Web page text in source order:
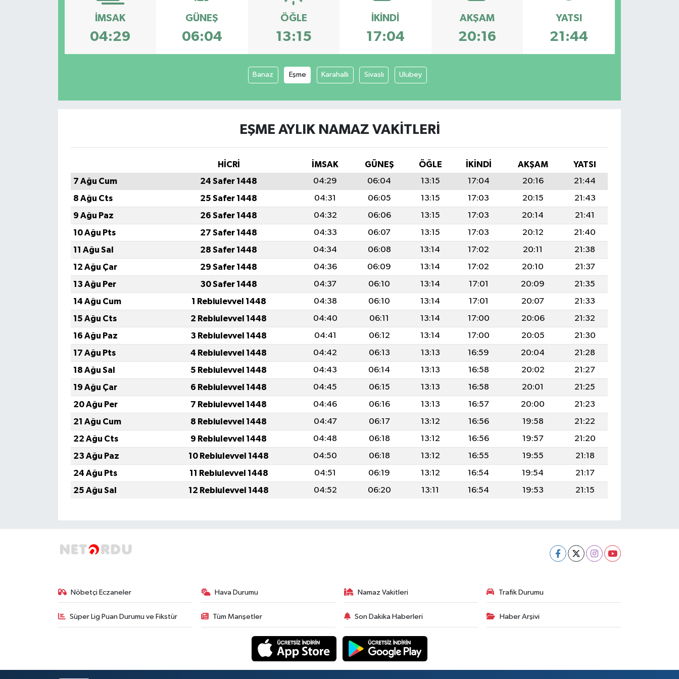
İMSAK
04:29
GÜNEŞ
06:04
ÖĞLE
13:15
İKINDI
17:04
AKŞAM
20:16
YATSI
21:44
Banaz Eşme Karahallı Sivaslı Ulubey
EŞME AYLIK NAMAZ VAKITLERI
HİCRİ İMSAK GÜNEŞ ÖĞLE İKINDI AKŞAM
YATSI
7 Ağu Cum
24 Safer 1448 04:29 06:04 13:15 17:04 20:16
21:44
8 Ağu Cts
25 Safer 1448 04:31 06:05 13:15 17:03 20:15
21:43
9 Ağu Paz
26 Safer 1448 04:32 06:06 13:15 17:03 20:14
21:41
10 Ağu Pts
27 Safer 1448 04:33 06:07 13:15 17:03 20:12
21:40
11 Ağu Sal
28 Safer 1448 04:34 06:08 13:14 17:02 20:11
21:38
12 Ağu Çar
29 Safer 1448 04:36 06:09 13:14 17:02 20:10
21:37
13 Ağu Per
30 Safer 1448 04:37 06:10 13:14 17:01 20:09
21:35
14 Ağu Cum
1 Rebiulevvel 1448 04:38 06:10 13:14 17:01 20:07
21:33
15 Ağu Cts
2 Rebiulevvel 1448 04:40 06:11 13:14 17:00 20:06
21:32
16 Ağu Paz
3 Rebiulevvel 1448 04:41 06:12 13:14 17:00 20:05
21:30
17 Ağu Pts
4 Rebiulevvel 1448 04:42 06:13 13:13 16:59 20:04
21:28
18 Ağu Sal
5 Rebiulevvel 1448 04:43 06:14 13:13 16:58 20:02
21:27
19 Ağu Çar
6 Rebiulevvel 1448 04:45 06:15 13:13 16:58 20:01
21:25
20 Ağu Per
7 Rebiulevvel 1448 04:46 06:16 13:13 16:57 20:00
21:23
21 Ağu Cum
8 Rebiulevvel 1448 04:47 06:17 13:12 16:56 19:58
21:22
22 Ağu Cts
9 Rebiulevvel 1448 04:48 06:18 13:12 16:56 19:57
21:20
23 Ağu Paz
10 Rebiulevvel 1448 04:50 06:18 13:12 16:55 19:55
21:18
24 Ağu Pts
11 Rebiulevvel 1448 04:51 06:19 13:12 16:54 19:54
21:17
25 Ağu Sal
12 Rebiulevvel 1448 04:52 06:20 13:11 16:54 19:53 21:15
Nöbetçi Eczaneler Hava Durumu Namaz Vakitleri Trafik Durumu
Süper Lig Puan Durumu ve Fikstür Tüm Manşetler Son Dakika Haberleri Haber Arşivi
ÖZEL HABER
TEKNOLOJİ
VİDEO HABER